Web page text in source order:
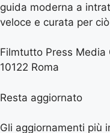
guida moderna a
veloce e curata per
Filmtutto Press Media
10122 Roma
Resta aggiornato
Gli aggiornamenti più